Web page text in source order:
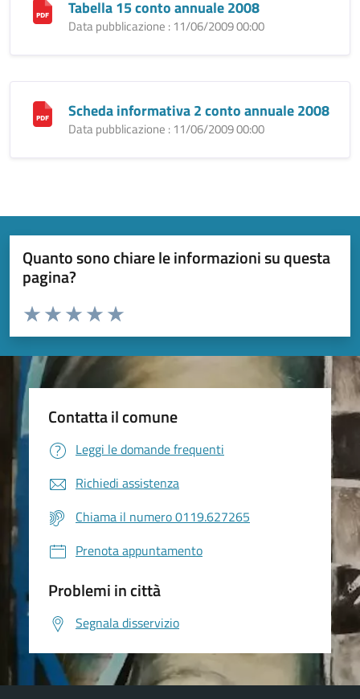
Tabella 15 conto annuale 2008
Data pubblicazione : 11/06/2009 00:00
Scheda informativa 2 conto annuale 2008
Data pubblicazione : 11/06/2009 00:00
Quanto sono chiare le informazioni su questa
pagina?
Valuta da 1 a 5 stelle la pagina
Valuta 5 stelle su 5
Valuta 4 stelle su 5
Valuta 3 stelle su 5
Valuta 2 stelle su 5
Valuta 1 stelle su 5
Contatta il comune
Leggi le domande frequenti
Richiedi assistenza
Chiama il numero 0119.627265
Prenota appuntamento
Problemi in città
Segnala disservizio